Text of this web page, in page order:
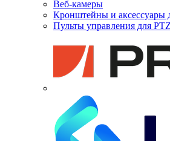
Веб-камеры
Кронштейны и аксессуары
Пульты управления для